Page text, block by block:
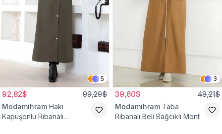
5
92,82$ 99,29$
Modamihram Haki
Kapüşonlu Ribanalı
3
39,60$ 48,21$
Modamihram Taba
Ribanalı Beli Bağcıklı Mont